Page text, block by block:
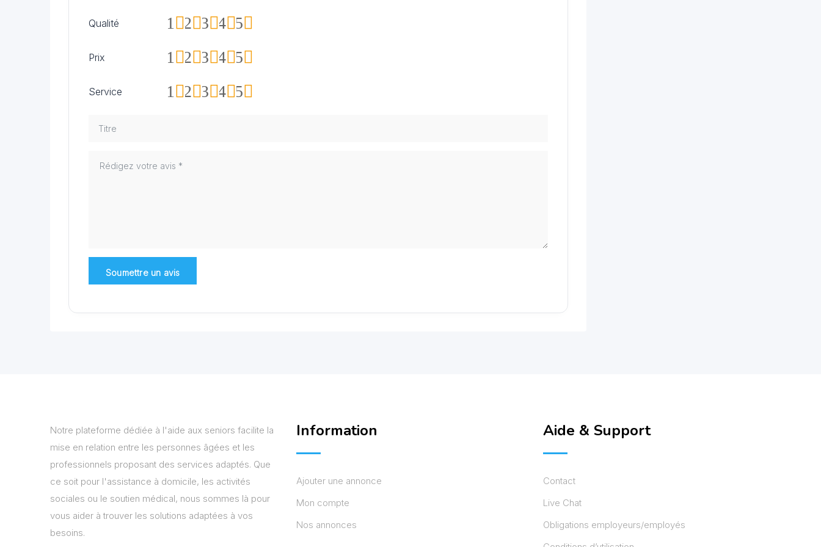
Qualité 5
4
3
2
1
Prix 5
4
3
2
1
Service 5
4
3
2
1
Notre plateforme dédiée à l'aide aux seniors facilite la
mise en relation entre les personnes âgées et les
professionnels proposant des services adaptés. Que
ce soit pour l'assistance à domicile, les activités
sociales ou le soutien médical, nous sommes là pour
vous aider à trouver les solutions adaptées à vos
besoins.
Information
Ajouter une annonce
Mon compte
Nos annonces
Aide & Support
Contact
Live Chat
Obligations employeurs/employés